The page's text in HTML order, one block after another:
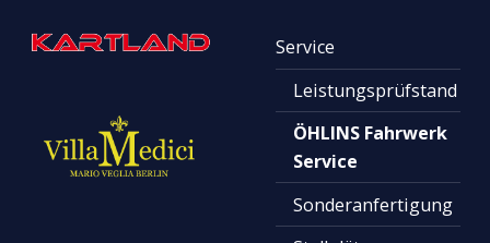
Service
Leistungsprüfstand
ÖHLINS Fahrwerk
Service
Sonderanfertigung